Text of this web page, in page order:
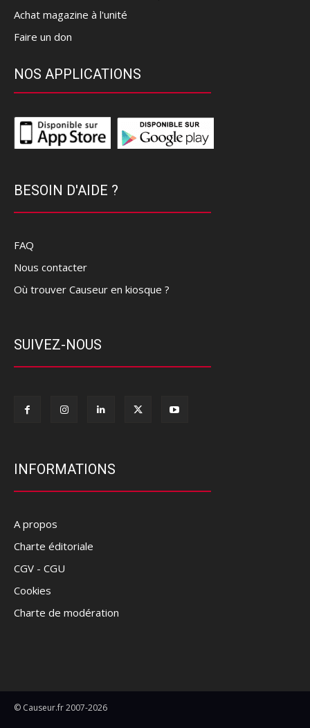
Achat magazine à l'unité
Faire un don
NOS APPLICATIONS
BESOIN D'AIDE ?
FAQ
Nous contacter
Où trouver Causeur en kiosque ?
SUIVEZ-NOUS
INFORMATIONS
A propos
Charte éditoriale
CGV - CGU
Cookies
Charte de modération
© Causeur.fr 2007-2026